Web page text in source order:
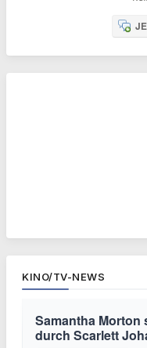
KINO/TV-NEWS
Samantha Morton
durch Scarlett